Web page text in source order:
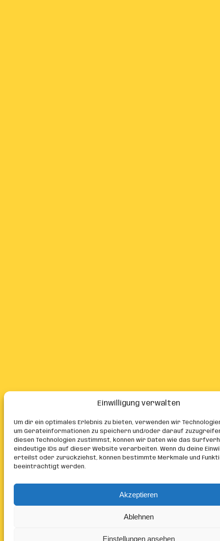
Einwilligung verwalten
Um dir ein optimales Erlebnis zu bieten, verwenden wir
um Geräteinformationen zu speichern und/oder darauf
diesen Technologien zustimmst, können wir Daten wie das
eindeutige IDs auf dieser Website verarbeiten. Wenn du deine
erteilst oder zurückziehst, können bestimmte Merkmale und
beeinträchtigt werden.
Akzeptieren
Ablehnen
Einstellungen ansehen